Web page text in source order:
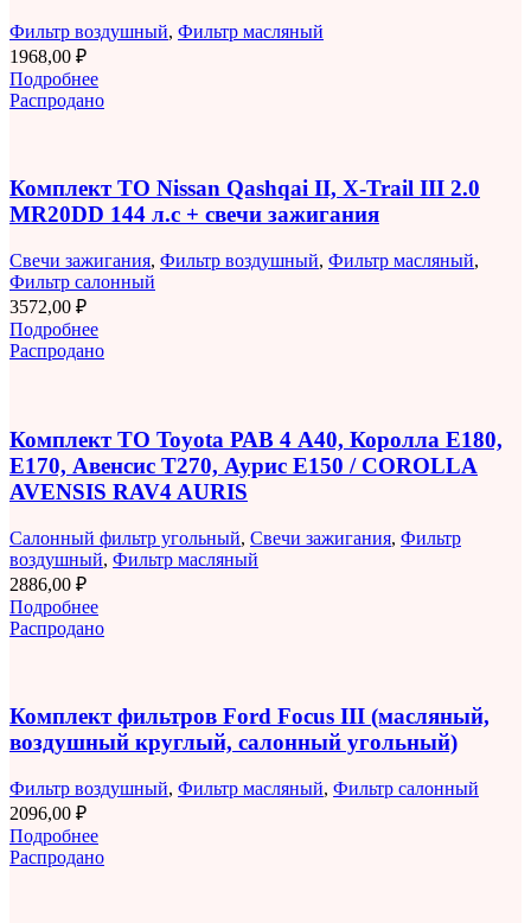
Фильтр воздушный, Фильтр масляный
1968,00 ₽
Подробнее
Распродано
Комплект ТО Nissan Qashqai II, X-Trail III 2.0
MR20DD 144 л.с + свечи зажигания
Свечи зажигания, Фильтр воздушный, Фильтр масляный,
Фильтр салонный
3572,00 ₽
Подробнее
Распродано
Комплект ТО Toyota РАВ 4 A40, Королла E180,
E170, Авенсис T270, Аурис E150 / COROLLA
AVENSIS RAV4 AURIS
Салонный фильтр угольный, Свечи зажигания, Фильтр
воздушный, Фильтр масляный
2886,00 ₽
Подробнее
Распродано
Комплект фильтров Ford Focus III (масляный,
воздушный круглый, салонный угольный)
Фильтр воздушный, Фильтр масляный, Фильтр салонный
2096,00 ₽
Подробнее
Распродано